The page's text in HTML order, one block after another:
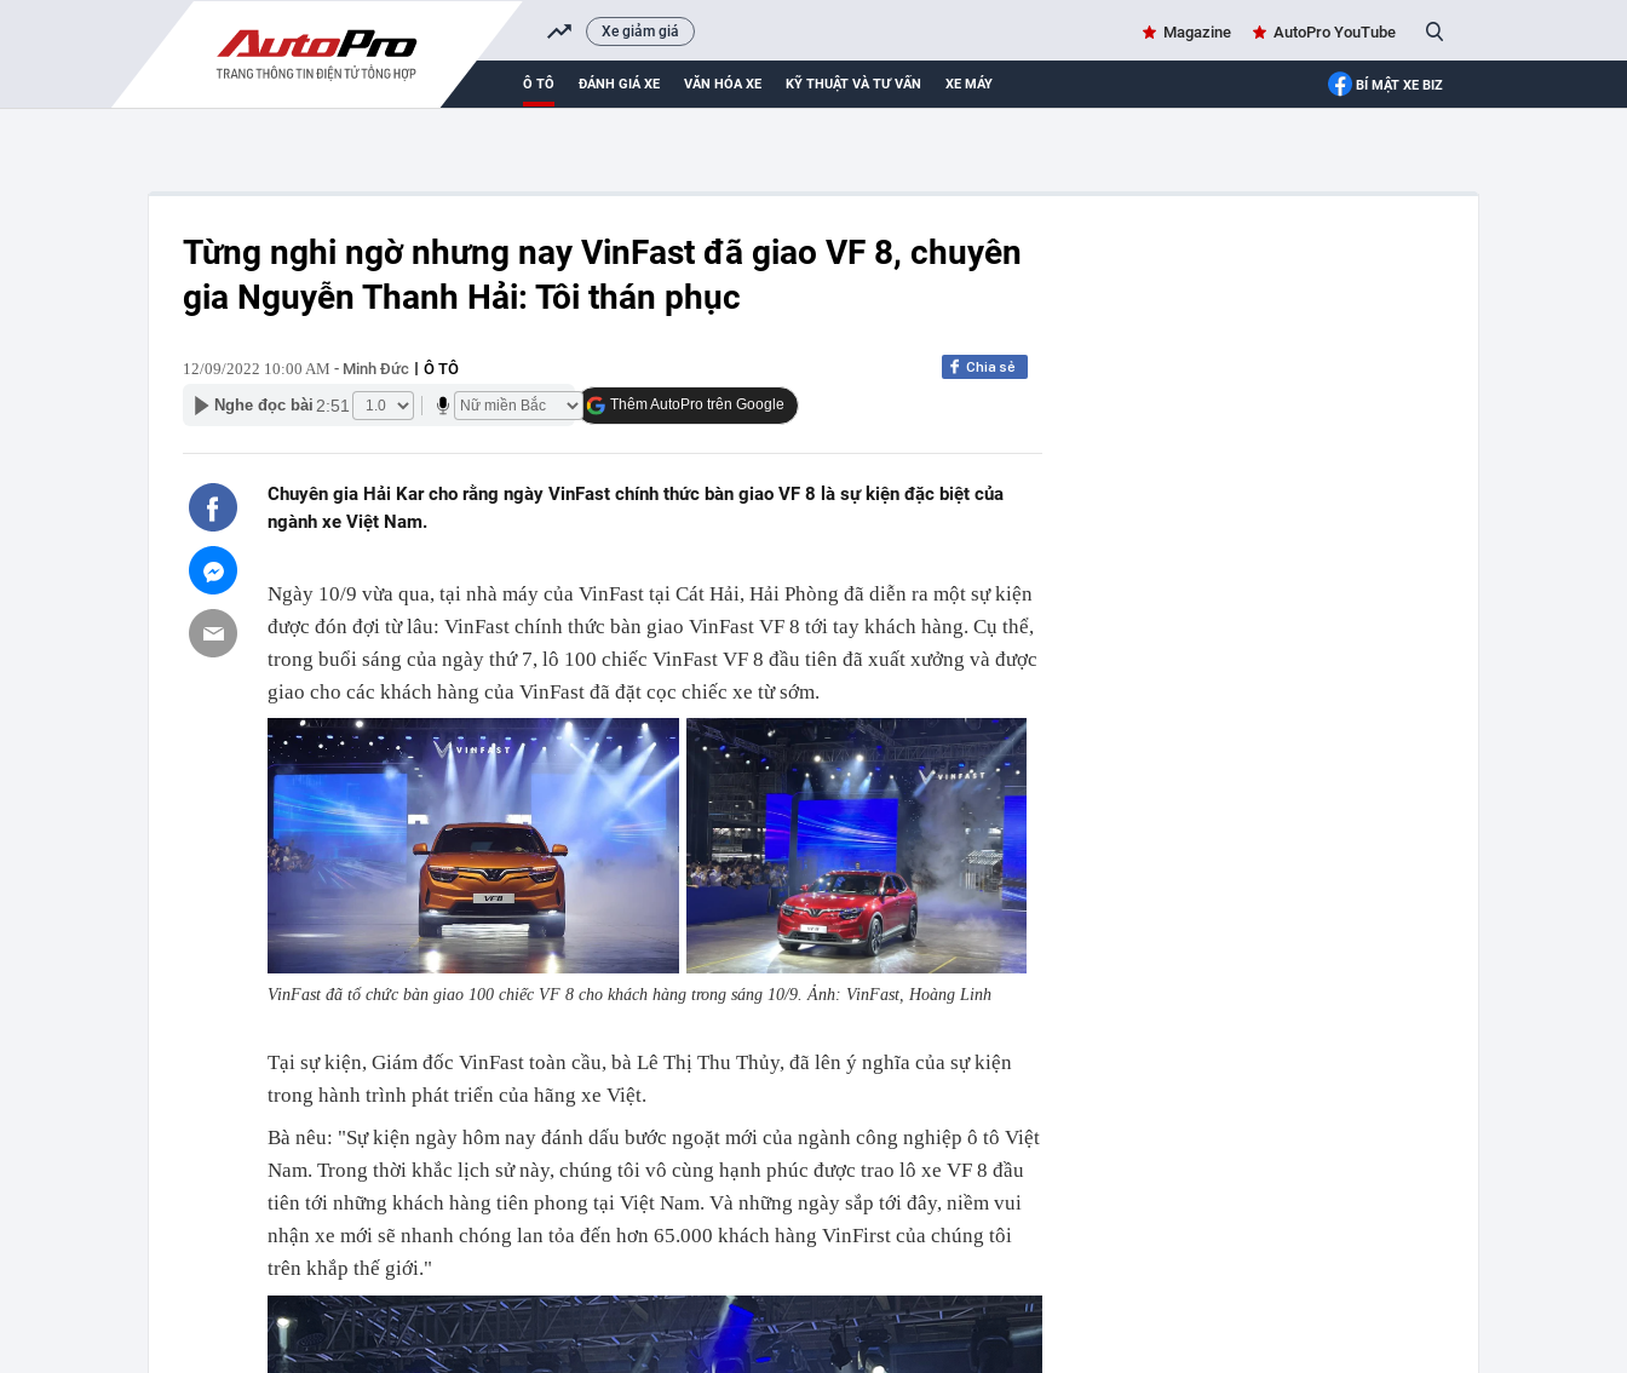
Xe giảm giá Magazine AutoPro YouTube
Ô TÔ ĐÁNH GIÁ XE VĂN HÓA XE KỸ THUẬT VÀ TƯ VẤN XE MÁY BÍ MẬT XE BIZ
Từng nghi ngờ nhưng nay VinFast đã giao VF 8, chuyên
gia Nguyễn Thanh Hải: Tôi thán phục
12/09/2022 10:00 AM - Minh Đức Ô TÔ Chia sẻ
Thêm AutoPro trên Google
Nghe đọc bài 2:51
Chuyên gia Hải Kar cho rằng ngày VinFast chính thức bàn giao VF 8 là sự kiện đặc biệt của
ngành xe Việt Nam.
Ngày 10/9 vừa qua, tại nhà máy của VinFast tại Cát Hải, Hải Phòng đã diễn ra một sự kiện
được đón đợi từ lâu: VinFast chính thức bàn giao VinFast VF 8 tới tay khách hàng. Cụ thể,
trong buổi sáng của ngày thứ 7, lô 100 chiếc VinFast VF 8 đầu tiên đã xuất xưởng và được
giao cho các khách hàng của VinFast đã đặt cọc chiếc xe từ sớm.
VinFast đã tổ chức bàn giao 100 chiếc VF 8 cho khách hàng trong sáng 10/9. Ảnh: VinFast, Hoàng Linh
Tại sự kiện, Giám đốc VinFast toàn cầu, bà Lê Thị Thu Thủy, đã lên ý nghĩa của sự kiện
trong hành trình phát triển của hãng xe Việt.
Bà nêu: "Sự kiện ngày hôm nay đánh dấu bước ngoặt mới của ngành công nghiệp ô tô Việt
Nam. Trong thời khắc lịch sử này, chúng tôi vô cùng hạnh phúc được trao lô xe VF 8 đầu
tiên tới những khách hàng tiên phong tại Việt Nam. Và những ngày sắp tới đây, niềm vui
nhận xe mới sẽ nhanh chóng lan tỏa đến hơn 65.000 khách hàng VinFirst của chúng tôi
trên khắp thế giới."